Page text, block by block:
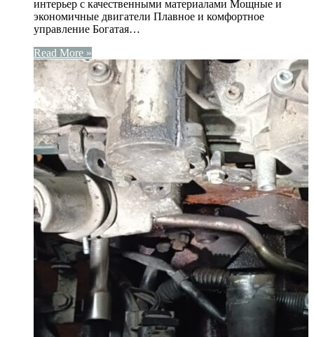
интерьер с качественными материалами Мощные и
экономичные двигатели Плавное и комфортное
управление Богатая…
Read More »